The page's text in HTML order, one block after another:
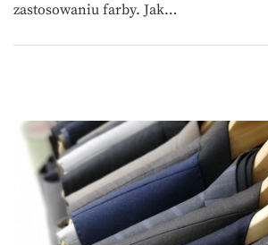
zastosowaniu farby. Jak…